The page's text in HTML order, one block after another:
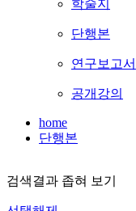
학술지
단행본
연구보고서
공개강의
home
단행본
검색결과 좁혀 보기